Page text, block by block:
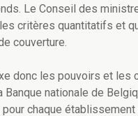
Le Conseil des
critères quantitatifs et
couverture.
donc les pouvoirs et les
Banque nationale de
pour chaque